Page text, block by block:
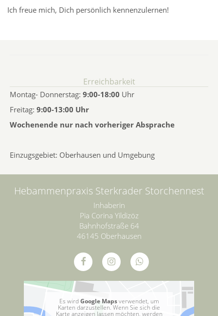
Ich freue mich, Dich persönlich kennenzulernen!
Erreichbarkeit
Montag- Donnerstag: 9:00-18:00 Uhr
Freitag: 9:00-13:00 Uhr
Wochenende nur nach vorheriger Absprache
Einzugsgebiet: Oberhausen und Umgebung
Hebammenpraxis Sterkrader Storchennest
Inhaberin
Pia Corina Yildizöz
Bahnhofstraße 64
46145 Oberhausen
Es wird Google Mapsverwendet, um
Karten darzustellen. Wenn Sie sich die
Karte anzeigen lassen möchten, werden